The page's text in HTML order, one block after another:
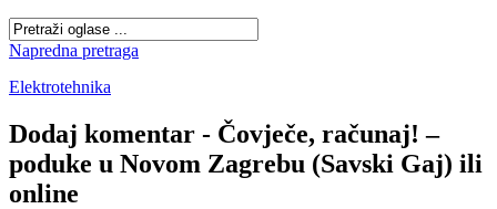
Napredna pretraga
Elektrotehnika
Dodaj komentar - Čovječe, računaj! –
poduke u Novom Zagrebu (Savski Gaj) ili
online